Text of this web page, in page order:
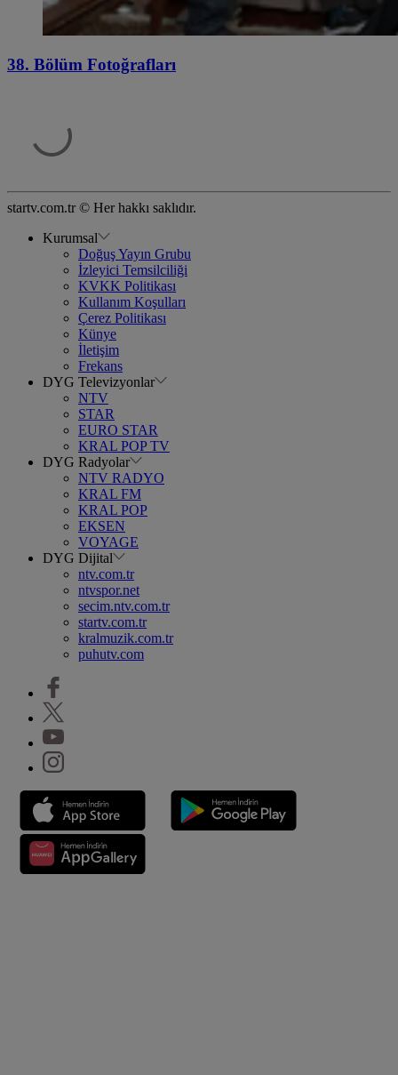
38. Bölüm Fotoğrafları
startv.com.tr © Her hakkı saklıdır.
Kurumsal
Doğuş Yayın Grubu
İzleyici Temsilciliği
KVKK Politikası
Kullanım Koşulları
Çerez Politikası
Künye
İletişim
Frekans
DYG Televizyonlar
NTV
STAR
EURO STAR
KRAL POP TV
DYG Radyolar
NTV RADYO
KRAL FM
KRAL POP
EKSEN
VOYAGE
DYG Dijital
ntv.com.tr
ntvspor.net
secim.ntv.com.tr
startv.com.tr
kralmuzik.com.tr
puhutv.com